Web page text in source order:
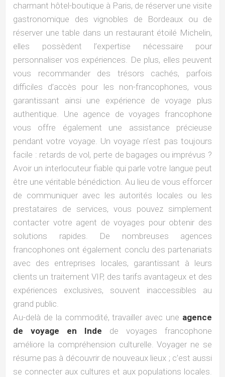
charmant hôtel-boutique à Paris, de réserver une visite
gastronomique des vignobles de Bordeaux ou de
réserver une table dans un restaurant étoilé Michelin,
elles possèdent l’expertise nécessaire pour
personnaliser vos expériences. De plus, elles peuvent
vous recommander des trésors cachés, parfois
difficiles d’accès pour les non-francophones, vous
garantissant ainsi une expérience de voyage plus
authentique. Une agence de voyages francophone
vous offre également une assistance précieuse
pendant votre voyage. Un voyage n’est pas toujours
facile : retards de vol, perte de bagages ou imprévus ?
Avoir un interlocuteur fiable qui parle votre langue peut
être une véritable bénédiction. Au lieu de vous efforcer
de communiquer avec les autorités locales ou les
prestataires de services, vous pouvez simplement
contacter votre agent de voyages pour obtenir des
solutions rapides. De nombreuses agences
francophones ont également conclu des partenariats
avec des entreprises locales, garantissant à leurs
clients un traitement VIP, des tarifs avantageux et des
expériences exclusives, souvent inaccessibles au
grand public.
Au-delà de la commodité, travailler avec une agence
de voyage en Inde de voyages francophone
améliore la compréhension culturelle. Voyager ne se
résume pas à découvrir de nouveaux lieux ; c’est aussi
se connecter aux cultures et aux populations locales.